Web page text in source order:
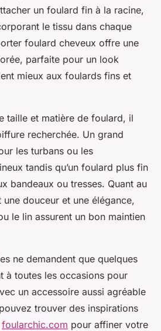
un foulard fin à la racine,
le tissu dans chaque
foulard cheveux offre une
parfaite pour un look
mieux aux foulards fins et
taille et matière de foulard, il
recherchée. Un grand
les turbans ou les
tandis qu’un foulard plus fin
bandeaux ou tresses. Quant au
douceur et une élégance,
le lin assurent un bon maintien
ne demandent que quelques
à toutes les occasions pour
un accessoire aussi agréable
trouver des inspirations
foularchic.com pour affiner votre